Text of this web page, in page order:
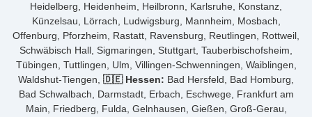
Heidelberg, Heidenheim, Heilbronn, Karlsruhe, Konstanz,
Künzelsau, Lörrach, Ludwigsburg, Mannheim, Mosbach,
Offenburg, Pforzheim, Rastatt, Ravensburg, Reutlingen, Rottweil,
Schwäbisch Hall, Sigmaringen, Stuttgart, Tauberbischofsheim,
Tübingen, Tuttlingen, Ulm, Villingen-Schwenningen, Waiblingen,
Waldshut-Tiengen, 🇩🇪 Hessen: Bad Hersfeld, Bad Homburg,
Bad Schwalbach, Darmstadt, Erbach, Eschwege, Frankfurt am
Main, Friedberg, Fulda, Gelnhausen, Gießen, Groß-Gerau,